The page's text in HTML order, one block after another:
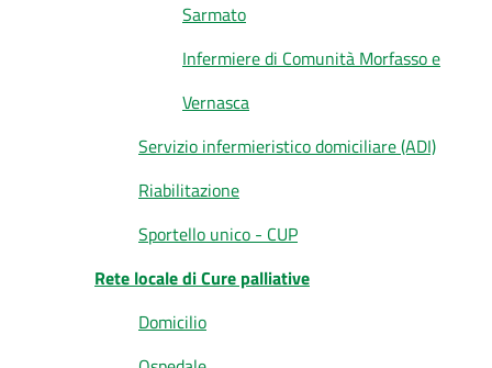
Sarmato
Infermiere di Comunità Morfasso e
Vernasca
Servizio infermieristico domiciliare (ADI)
Riabilitazione
Sportello unico - CUP
Rete locale di Cure palliative
Domicilio